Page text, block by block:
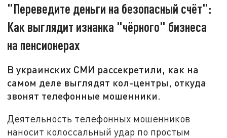
"Переведите деньги на безопасный счёт":
Как выглядит изнанка "чёрного" бизнеса
на пенсионерах
В украинских СМИ рассекретили, как на
самом деле выглядят кол-центры, откуда
звонят телефонные мошенники.
Деятельность телефонных мошенников
наносит колоссальный удар по простым